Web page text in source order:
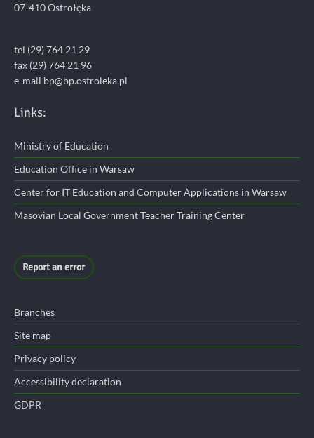
07-410 Ostrołęka
tel (29) 764 21 29
fax (29) 764 21 96
e-mail bp@bp.ostroleka.pl
Links:
Ministry of Education
Education Office in Warsaw
Center for IT Education and Computer Applications in Warsaw
Masovian Local Government Teacher Training Center
Report an error
Branches
Site map
Privacy policy
Accessibility declaration
GDPR